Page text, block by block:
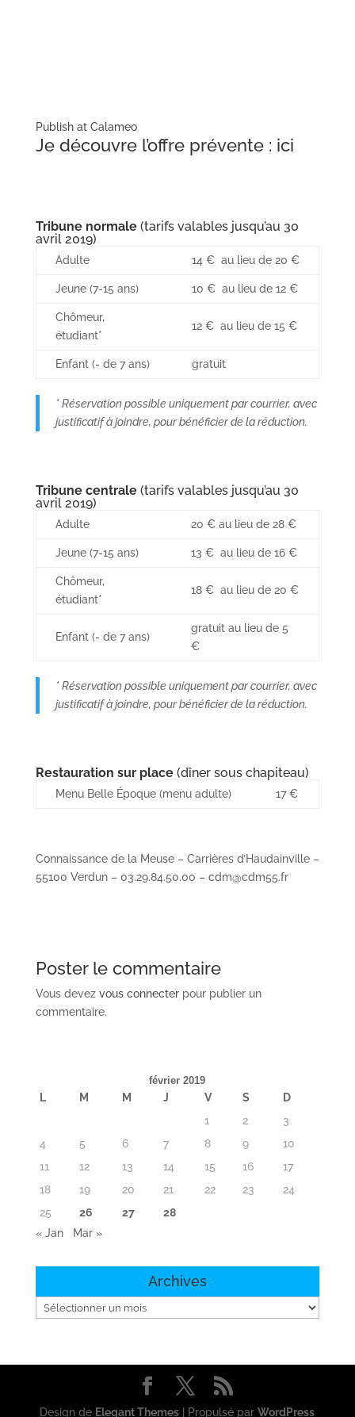
Publish at Calameo
Je découvre l’offre prévente : ici
Tribune normale (tarifs valables jusqu’au 30
avril 2019)
Adulte 14 € au lieu de 20 €
Jeune (7-15 ans) 10 € au lieu de 12 €
Chômeur,
étudiant*
12 € au lieu de 15 €
Enfant (- de 7 ans) gratuit
* Réservation possible uniquement par courrier, avec
justificatif à joindre, pour bénéficier de la réduction.
Tribune centrale (tarifs valables jusqu’au 30
avril 2019)
Adulte 20 € au lieu de 28 €
Jeune (7-15 ans) 13 € au lieu de 16 €
Chômeur,
étudiant*
18 € au lieu de 20 €
Enfant (- de 7 ans)
gratuit au lieu de 5
€
* Réservation possible uniquement par courrier, avec
justificatif à joindre, pour bénéficier de la réduction.
Restauration sur place(dîner sous chapiteau)
Menu Belle Époque (menu adulte) 17 €
Connaissance de la Meuse – Carrières d’Haudainville –
55100 Verdun – 03.29.84.50.00 – cdm@cdm55.fr
Poster le commentaire
Vous devez vous connecterpour publier un
commentaire.
février 2019
L M M J V S
D
1
2
3
4
5 6 7 8 9
10
11
12 13 14 15 16
17
18
19 20 21 22 23
24
25
26 27
28
« Jan
Mar »
Archives
Archives
Design de Elegant Themes | Propulsé parWordPress